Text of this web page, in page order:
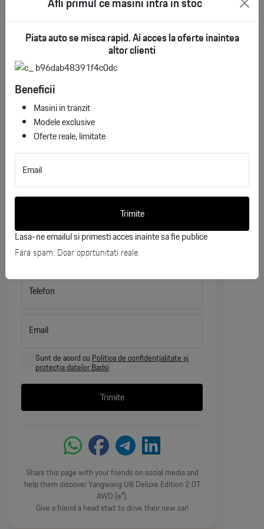
(EREV) - Motor 2.0 T (Generator)
Transmisie: AWD (Sistem e⁴ cu 4 motoare electrice)
Performanță: 0-100 km/h în 3.6 secunde
Viteză Maximă: 200 km/h
Capacitate Baterie: 49.05 kWh
Autonomie (CLTC): 180 km (Electric) / 1000 km
(Combinat)
Greutate Proprie: 3460 kg
Dimensiuni: 5319 mm (L) x 2050 mm (l) x 1930
mm (h)
Tehnologie și Sisteme de Asistență:
Procesare Date: 2 cipuri NVIDIA DRIVE Orin
Senzori: 13 camere externe, 15 senzori radar cu
Manevrabilitate: Funcție "Tank Turn" (întoarcere la
360 de grade pe loc) și suspensie cu reglaj variabil.
See More
Would you like more information
Yangwang U8 Deluxe Edition 2.0T
AWD (e⁴)?
Complete the form below, and one of our
Prenume
Telefon
Email
Sunt de acord cu Politica de confidențialitate și
protecția datelor Badsi
Trimite
Share this page with your friends on social media and
help them discover Yangwang U8 Deluxe Edition 2.0T
AWD (e⁴).
Give a friend a head start to drive their new car!
Piata auto se misca rapid. Ai acces la oferte inaintea
altor clienti
Beneficii
Masini in tranzit
Modele exclusive
Oferte reale, limitate
Email
Trimite
Lasa-ne emailul si primesti acces inainte sa fie publice
Fara spam. Doar oportunitati reale.